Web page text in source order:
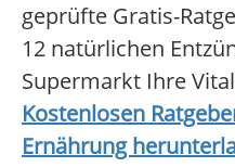
geprüfte Gratis-
12 natürlichen
Supermarkt Ihre
Kostenlosen
Ernährung